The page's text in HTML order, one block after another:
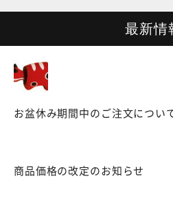
最新情
お盆休み期間中のご注文につい
商品価格の改定のお知らせ